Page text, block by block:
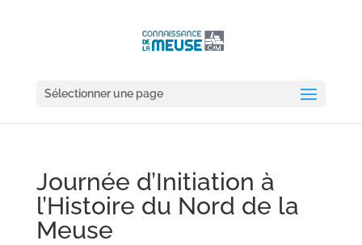
Sélectionner une page
Journée d’Initiation à
l’Histoire du Nord de la
Meuse